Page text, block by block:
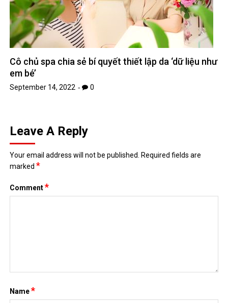
Cô chủ spa chia sẻ bí quyết thiết lập da ‘dữ liệu như
em bé’
September 14, 2022 0
Leave A Reply
Your email address will not be published. Required fields are
marked*
Comment*
Name*